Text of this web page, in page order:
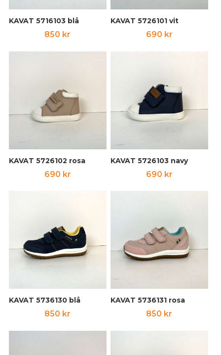
KAVAT 5716103 blå
850 kr
KAVAT 5726101 vit
690 kr
KAVAT 5726102 rosa
690 kr
KAVAT 5726103 navy
690 kr
KAVAT 5736130 blå
850 kr
KAVAT 5736131 rosa
850 kr